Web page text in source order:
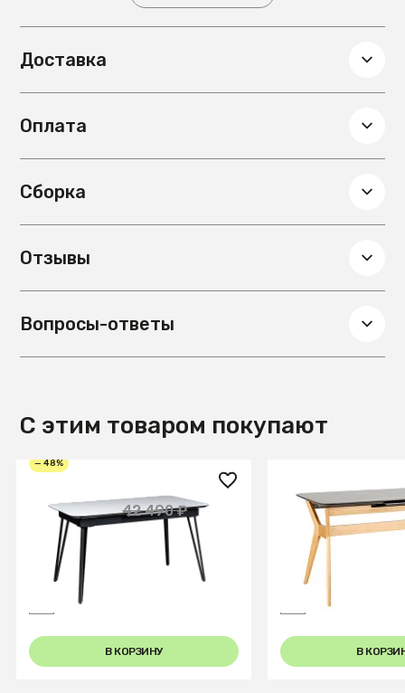
Доставка
Оплата
Сборка
Отзывы
Вопросы-ответы
С этим товаром покупают
— 48%
22 200 ₽
42 490 ₽
Стол Диего 140-180
Automatic Light matte glass
В КОРЗИНУ
32 100 ₽
Стол раздвиж.
Ceramic 120-
Natur/Dark
В